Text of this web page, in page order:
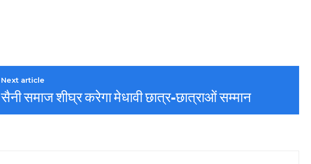
Next article
सैनी समाज शीघ्र करेगा मेधावी छात्र-छात्राओं सम्मान